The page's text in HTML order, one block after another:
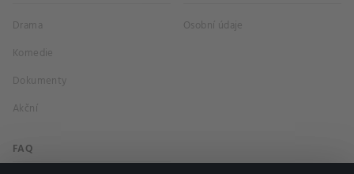
Drama
Komedie
Dokumenty
Akční
Osobní údaje
FAQ